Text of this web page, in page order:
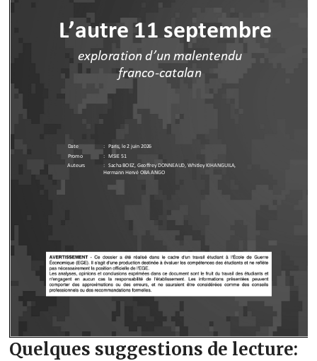
Quelques suggestions de lecture: